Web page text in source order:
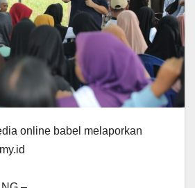
online babel melaporkan